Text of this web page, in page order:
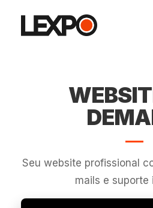
Seu website profissional
mails e suporte